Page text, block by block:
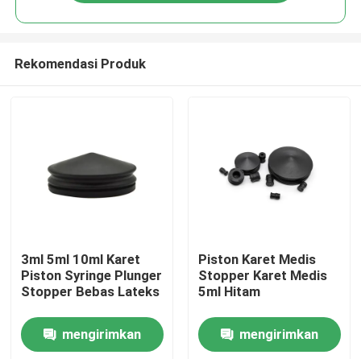
Rumah
Produk
Rekomendasi Produk
3ml 5ml 10ml Karet
Piston Syringe Plunger
Stopper Bebas Lateks
mengirimkan
Piston Karet Medis
Stopper Karet Medis
5ml Hitam
mengirimkan